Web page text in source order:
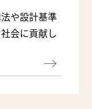
や設計基準
会に貢献し